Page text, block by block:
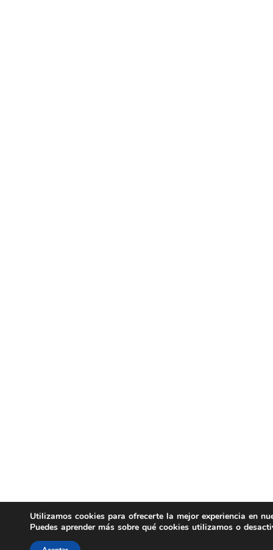
Utilizamos cookies para ofrecerte la mejor experiencia en
Puedes aprender más sobre qué cookies utilizamos o